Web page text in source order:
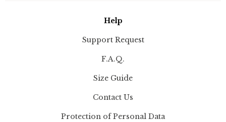
Help
Support Request
F.A.Q.
Size Guide
Contact Us
Protection of Personal Data